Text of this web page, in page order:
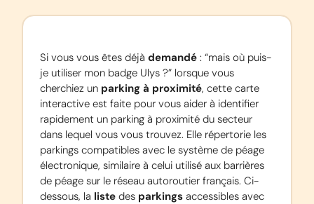
Si vous vous êtes déjà demandé : “mais où puis-
je utiliser mon badge Ulys ?” lorsque vous
cherchiez un parking à proximité, cette carte
interactive est faite pour vous aider à identifier
rapidement un parking à proximité du secteur
dans lequel vous vous trouvez. Elle répertorie les
parkings compatibles avec le système de péage
électronique, similaire à celui utilisé aux barrières
de péage sur le réseau autoroutier français. Ci-
dessous, la liste des parkings accessibles avec